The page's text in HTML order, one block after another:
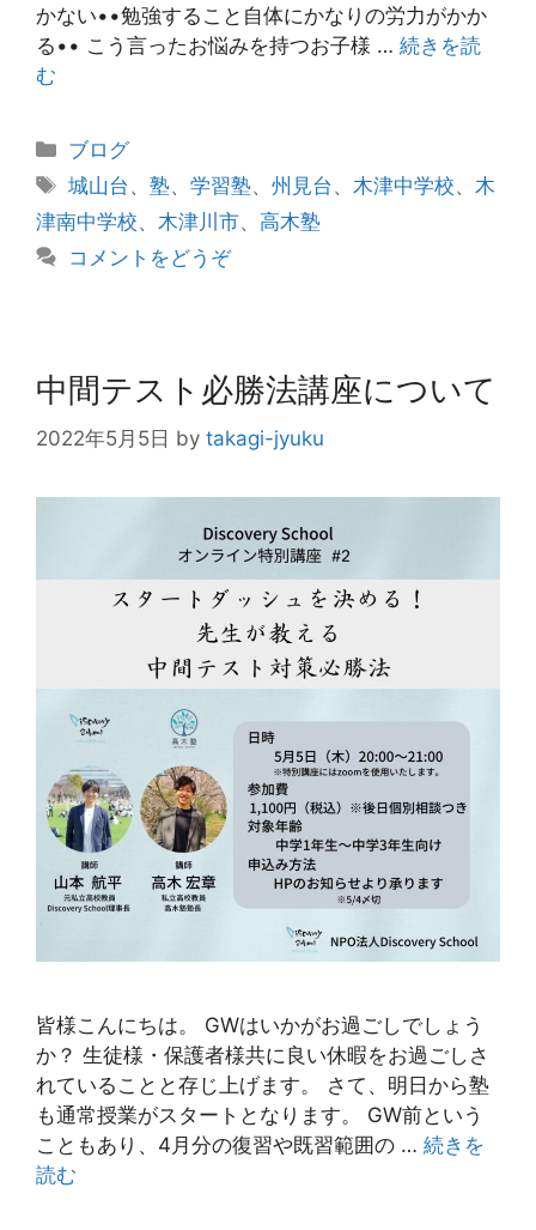
かない••勉強すること自体にかなりの労力がかか
る•• こう言ったお悩みを持つお子様 … 続きを読
む
カ
テ
リ
ー
ブログ
タ
グ
城山台 、塾、学習塾、州見台 、木津中学校、木
津南中学校、 木津川市、 高木塾
コメントをどうぞ
中間テスト必勝法講座について
2022年5月5日 by takagi-jyuku
皆様こんにちは。 GWはいかがお過ごしでしょう
か？ 生徒様・保護者様共に良い休暇をお過ごしさ
れていることと存じ上げます。 さて、明日から塾
も通常授業がスタートとなります。 GW前という
こともあり、4月分の復習や既習範囲の … 続きを
読む